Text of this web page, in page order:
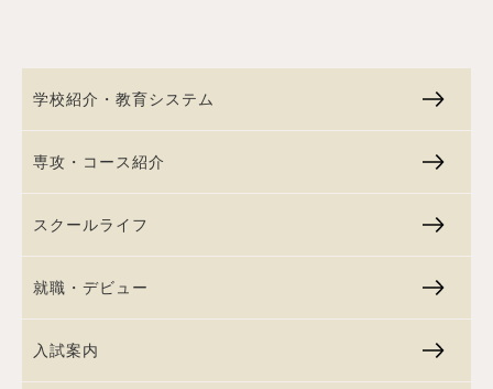
学校紹介・教育システム
専攻・コース紹介
スクールライフ
就職・デビュー
入試案内